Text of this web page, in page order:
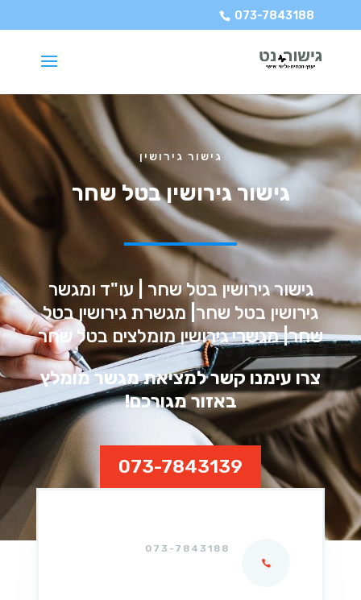
073-7843188
גישור גירושין
גישור גירושין בטל שחר
גישור גירושין בטל שחר | עו"ד ומגשר
גירושין בטל שחר| מגשרת גירושין בטל
שחר| מגשרי גירושין מומלצים בטל שחר
צרו עימנו קשר למציאת מגשר מומלץ
באזור מגורכם!
073-7843139
073-7843188